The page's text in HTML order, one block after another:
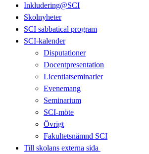
Inkludering@SCI
Skolnyheter
SCI sabbatical program
SCI-kalender
Disputationer
Docentpresentation
Licentiatseminarier
Evenemang
Seminarium
SCI-möte
Övrigt
Fakultetsnämnd SCI
Till skolans externa sida​​​​​​​